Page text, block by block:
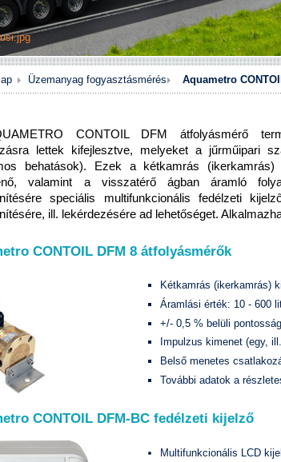
Üzemanyag fogyasztásmérés Aquametro
CONTOIL DFM átfolyásmérő
lettek kifejlesztve, melyeket a jűrműipari
behatások). Ezek a kétkamrás
valamint a visszatérő ágban áramló
speciális multifunkcionális fedélzeti
ill. lekérdezésére ad lehetőséget.
CONTOIL DFM 8 átfolyásmérők
Kétkamrás (ikerkamrás)
Áramlási érték: 10 - 600
+/- 0,5 % belüli pontosság
Impulzus kimenet (egy,
Belső menetes
További adatok a
CONTOIL DFM-BC fedélzeti kijelző
Multifunkcionális LCD